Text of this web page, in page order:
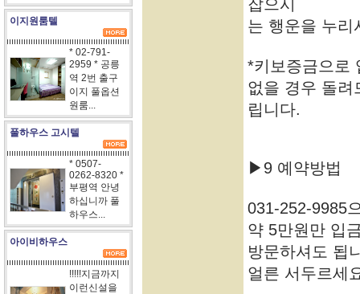
이지원룸텔
* 02-791-
2959 * 공릉
역 2번 출구
이지 풀옵션
원룸...
풀하우스 고시텔
* 0507-
0262-8320 *
부평역 안녕
하십니까 풀
하우스...
아이비하우스
!!!!!지금까지
이런신설을
잡으시
는 행운을 누리
*키보증금으로
없을 경우 돌려
립니다.
▶9 예약방법
031-252-9985
약 5만원만 입
방문하셔도 됩
얼른 서두르세